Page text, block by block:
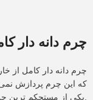
۶-چرم دانه دار
چرم دانه دار کامل از
که این چرم پردازش
یکی از مستحکم ترین چرم های موجود می باشد.